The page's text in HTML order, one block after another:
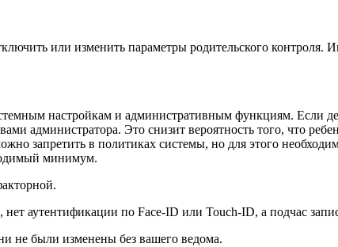
или изменить параметры родительского контроля.
настройкам и административным функциям. Если
администратора. Это снизит вероятность того, что
запретить в политиках системы, но для этого
минимум.
аутентификации по Face-ID или Touch-ID, а подчас
не были изменены без вашего ведома.